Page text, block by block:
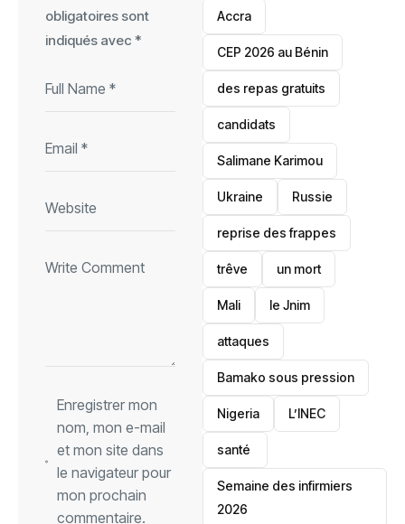
obligatoires sont
indiqués avec *
Enregistrer mon
nom, mon e-mail
et mon site dans
le navigateur pour
mon prochain
commentaire.
Accra
‎CEP 2026 au Bénin
des repas gratuits
candidats
Salimane Karimou
Ukraine Russie
reprise des frappes
trêve un mort
Mali le Jnim
attaques
Bamako sous pression
‎Nigeria L’INEC
santé ‎
Semaine des infirmiers
2026